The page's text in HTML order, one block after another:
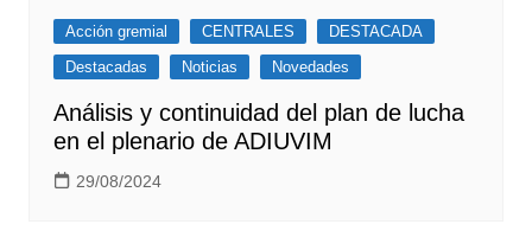
Acción gremial CENTRALES
DESTACADA
Destacadas
Noticias Novedades
Análisis y continuidad del plan de lucha
en el plenario de ADIUVIM
29/08/2024